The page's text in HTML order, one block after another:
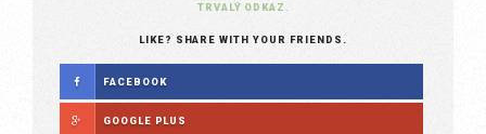
TRVALÝ ODKAZ
LIKE? SHARE WITH YOUR FRIENDS.
FACEBOOK
GOOGLE PLUS